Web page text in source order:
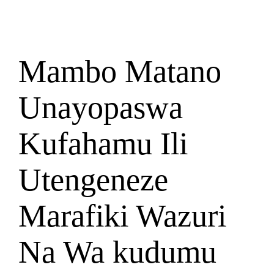
Mambo Matano
Unayopaswa
Kufahamu Ili
Utengeneze
Marafiki Wazuri
Na Wa kudumu